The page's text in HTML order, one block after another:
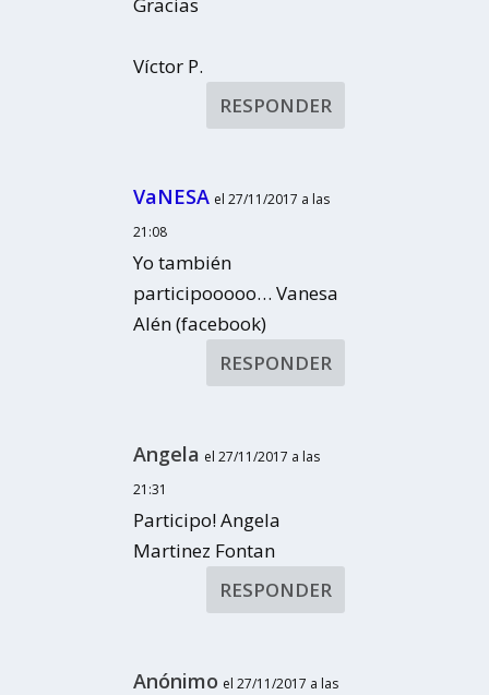
Gracias
Víctor P.
RESPONDER
VaNESA el 27/11/2017 a las
21:08
Yo también
participooooo… Vanesa
Alén (facebook)
RESPONDER
Angela el 27/11/2017 a las
21:31
Participo! Angela
Martinez Fontan
RESPONDER
Anónimo el 27/11/2017 a las